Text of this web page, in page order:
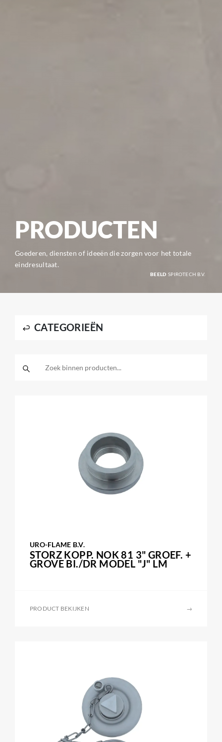
PRODUCTEN
Goederen, diensten of ideeën die zorgen voor het totale
eindresultaat.
BEELD SPIROTECH B.V.
URO-FLAME B.V.
STORZ KOPP. NOK 81 3" GROEF. +
GROVE BI./DR MODEL "J" LM
PRODUCT BEKIJKEN →
CATEGORIEËN